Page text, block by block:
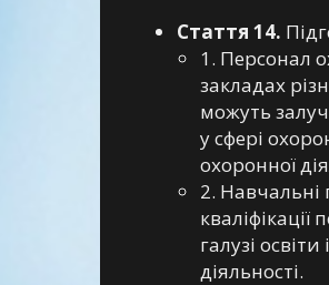
Стаття 14.
1. Персонал
закладах
можуть
у сфері
охоронної
2. Навчальні
галузі
діяльності.